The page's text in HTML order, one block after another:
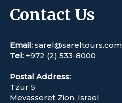
Contact Us
Email: sarel@sareltours.com
Tel: +972 (2) 533-8000
Postal Address:
Tzur 5
Mevasseret Zion, Israel